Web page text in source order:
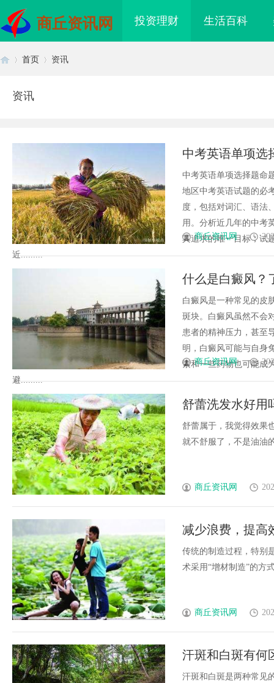
商丘资讯网 投资理财 生活百科
首页 资讯
资讯
中考英语单项选
中考英语单项选择题命
地区中考英语试题的必
度，包括对词汇、语法
用。分析近几年的中考
其追求的唯一目标；试
近.........
商丘资讯网
什么是白癜风？
白癜风是一种常见的皮
斑块。白癜风虽然不会
患者的精神压力，甚至
明，白癜风可能与自身
素和一些药物也可能成
避.........
商丘资讯网
舒蕾洗发水好用
舒蕾属于，我觉得效果
就不舒服了，不是油油
商丘资讯网
减少浪费，提高
角色
传统的制造过程，特别
术采用“增材制造”的方
商丘资讯网
汗斑和白斑有何
汗斑和白斑是两种常见
桩项目软件开发商， 开店最怕“搜不到”为什么隔壁店
花钱，ai却天天给他免费派单？